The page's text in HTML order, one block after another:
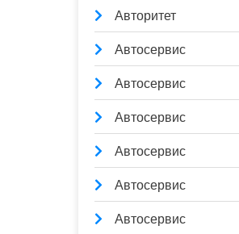
Авторитет
Автосервис
Автосервис
Автосервис
Автосервис
Автосервис
Автосервис